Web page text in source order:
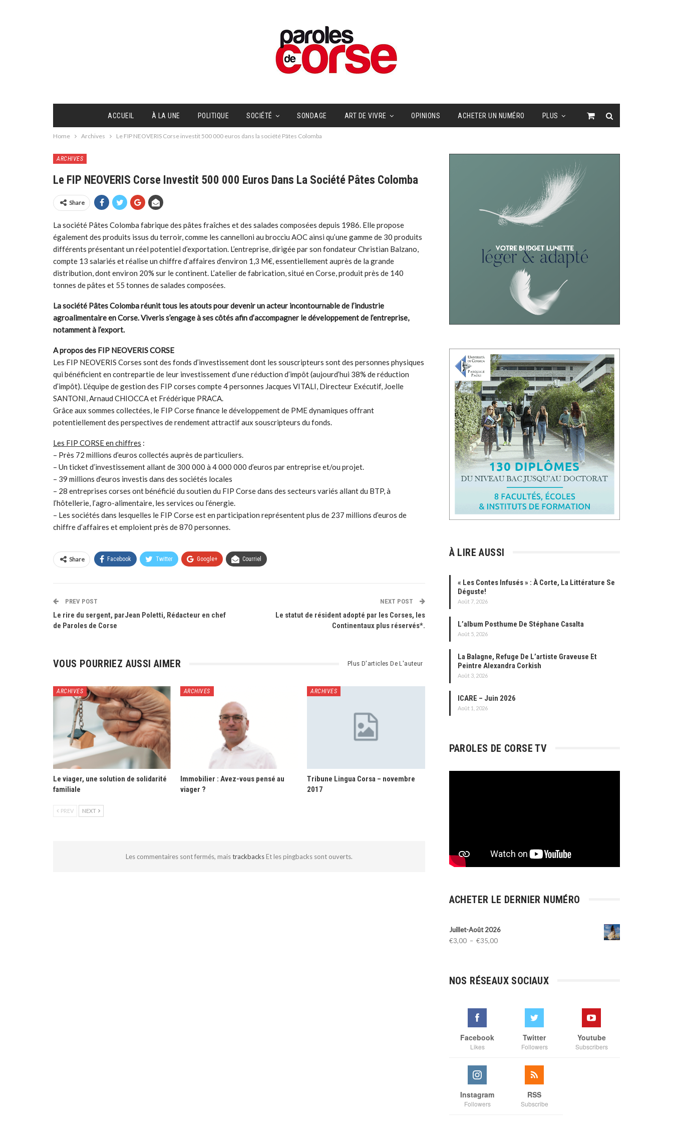
ACCUEIL À LA UNE POLITIQUE SOCIÉTÉ SONDAGE ART DE VIVRE OPINIONS ACHETER UN NUMÉRO PLUS
Home Archives Le FIP NEOVERIS Corse investit 500 000 euros dans la société Pâtes Colomba
ARCHIVES
Le FIP NEOVERIS Corse Investit 500 000 Euros Dans La Société Pâtes Colomba
Share
La société Pâtes Colomba fabrique des pâtes fraîches et des salades composées depuis 1986. Elle propose
également des produits issus du terroir, comme les cannelloni au brocciu AOC ainsi qu’une gamme de 30 produits
différents présentant un réel potentiel d’exportation. L’entreprise, dirigée par son fondateur Christian Balzano,
compte 13 salariés et réalise un chiffre d’affaires d’environ 1,3 M€, essentiellement auprès de la grande
distribution, dont environ 20% sur le continent. L’atelier de fabrication, situé en Corse, produit près de 140
tonnes de pâtes et 55 tonnes de salades composées.
La société Pâtes Colomba réunit tous les atouts pour devenir un acteur incontournable de l’industrie
agroalimentaire en Corse. Viveris s’engage à ses côtés afin d’accompagner le développement de l’entreprise,
notamment à l’export.
A propos des FIP NEOVERIS CORSE
Les FIP NEOVERIS Corses sont des fonds d’investissement dont les souscripteurs sont des personnes physiques
qui bénéficient en contrepartie de leur investissement d’une réduction d’impôt (aujourd’hui 38% de réduction
d’impôt). L’équipe de gestion des FIP corses compte 4 personnes Jacques VITALI, Directeur Exécutif, Joelle
SANTONI, Arnaud CHIOCCA et Frédérique PRACA.
Grâce aux sommes collectées, le FIP Corse finance le développement de PME dynamiques offrant
potentiellement des perspectives de rendement attractif aux souscripteurs du fonds.
Les FIP CORSE en chiffres :
– Près 72 millions d’euros collectés auprès de particuliers.
– Un ticket d’investissement allant de 300 000 à 4 000 000 d’euros par entreprise et/ou projet.
– 39 millions d’euros investis dans des sociétés locales
– 28 entreprises corses ont bénéficié du soutien du FIP Corse dans des secteurs variés allant du BTP, à
l’hôtellerie, l’agro-alimentaire, les services ou l’énergie.
– Les sociétés dans lesquelles le FIP Corse est en participation représentent plus de 237 millions d’euros de
chiffre d’affaires et emploient près de 870 personnes.
Share Facebook Twitter Google+ Courriel
PREV POST
Le rire du sergent, parJean Poletti, Rédacteur en chef
de Paroles de Corse
NEXT POST
Le statut de résident adopté par les Corses, les
Continentaux plus réservés*.
VOUS POURRIEZ AUSSI AIMER Plus D'articles De L'auteur
ARCHIVES
Le viager, une solution de solidarité
familiale
ARCHIVES
Immobilier : Avez-vous pensé au
viager ?
ARCHIVES
Tribune Lingua Corsa – novembre
2017
PREV NEXT
Les commentaires sont fermés, maistrackbacks Et les pingbacks sont ouverts.
À LIRE AUSSI
« Les Contes Infusés » : À Corte, La Littérature Se
Déguste!
Août 7, 2026
L’album Posthume De Stéphane Casalta
Août 5, 2026
La Balagne, Refuge De L’artiste Graveuse Et
Peintre Alexandra Corkish
Août 3, 2026
ICARE – Juin 2026
Août 1, 2026
PAROLES DE CORSE TV
ACHETER LE DERNIER NUMÉRO
Juillet-Août 2026
€3,00 – €35,00Plage
à
NOS RÉSEAUX SOCIAUX
Facebook
Likes
Twitter
Followers
Youtube
Subscribers
Instagram
Followers
RSS
Subscribe